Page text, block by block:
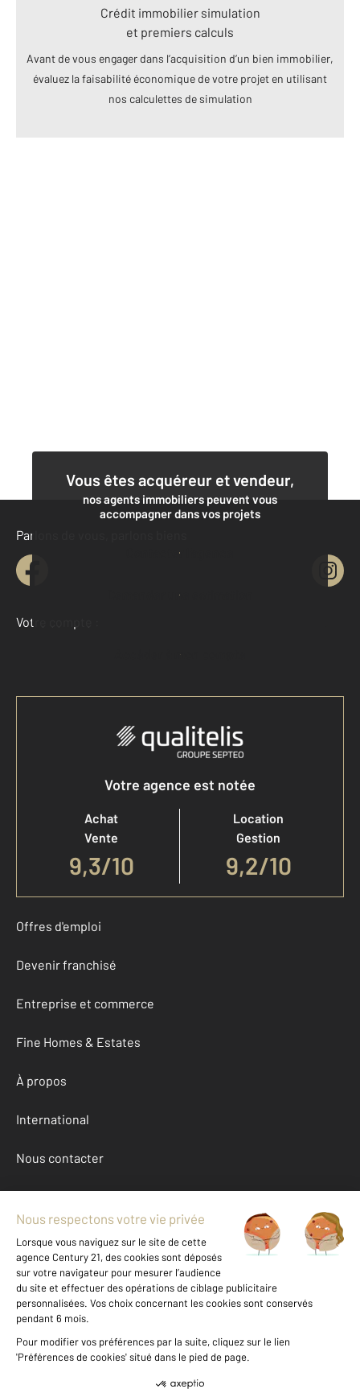
Crédit immobilier simulation
et premiers calculs
Avant de vous engager dans l’acquisition d’un bien immobilier,
évaluez la faisabilité économique de votre projet en utilisant
nos calculettes de simulation
Vous êtes acquéreur et vendeur,
nos agents immobiliers peuvent vous
accompagner dans vos projets
Contacter l'agence
Demander une estimation
Parlons de vous, parlons biens
Votre compte :
Accéder à mon compte
Votre agence est notée
Achat
Vente
9,3/10
Location
Gestion
9,2/10
Offres d'emploi
Devenir franchisé
Entreprise et commerce
Fine Homes & Estates
À propos
International
Nous contacter
Mentions légales & CGU et Barèmes d'honoraires
Données personnelles
Gestionnaire des cookies
Achat maison autour de BOURBON LANCY (71140)